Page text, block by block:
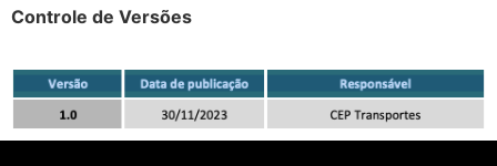
Controle de Versões